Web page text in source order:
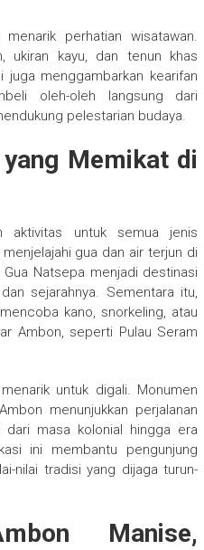
perhatian wisatawan.
ukiran kayu, dan tenun khas
juga menggambarkan kearifan
oleh-oleh langsung dari
pelestarian budaya.
Memikat di
aktivitas untuk semua jenis
gua dan air terjun di
Natsepa menjadi destinasi
sejarahnya. Sementara itu,
kano, snorkeling, atau
Ambon, seperti Pulau Seram
untuk digali. Monumen
menunjukkan perjalanan
dari masa kolonial hingga era
ini membantu pengunjung
nilai tradisi yang dijaga turun-
Manise,